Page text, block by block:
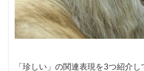
「珍しい」の関連表現を3つ紹介し